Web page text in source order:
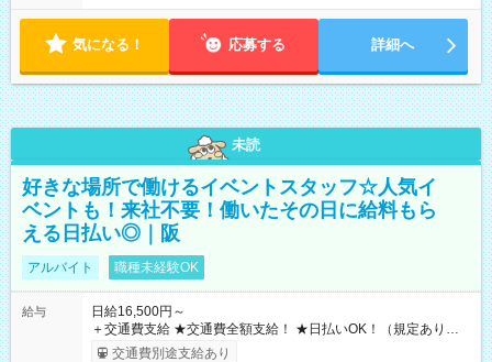
気になる！ 応募する 詳細へ
未読
好きな場所で働けるイベントスタッフ☆人気イ
ベントも！来社不要！働いたその日に給料もら
える日払い◎｜阪
アルバイト 職種未経験OK
給与
日給16,500円～
＋交通費支給 ★交通費全額支給！ ★日払いOK！（規定あり） ┗
働いたその日に現金GET♪ お仕事後はコンビニATMから 日払
交通費別途支給あり